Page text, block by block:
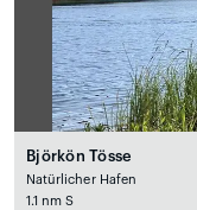
Björkön Tösse
Natürlicher Hafen
1.1 nm S